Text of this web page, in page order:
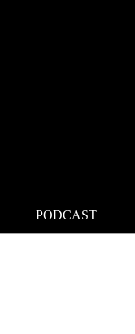
PODCAST